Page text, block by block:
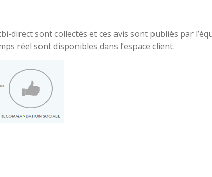
sont collectés et ces avis sont publiés par
réel sont disponibles dans l’espace client.